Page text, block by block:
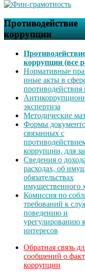
Противодействие
коррупции
коррупции (все
Нормативные
иные акты в
противодействия
экспертиза
Методические
Формы
связанных с
коррупции, для
Сведения о
расходах, об
обязательствах
имущественного
Комиссия по
требований к
поведению и
урегулированию
интересов
Обратная связь
сообщений о
коррупции